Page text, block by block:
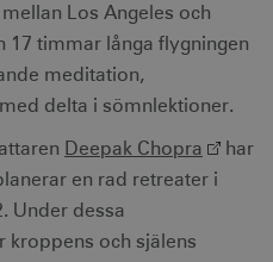
Los Angeles och
17 timmar långa flygningen
meditation,
delta i sömnlektioner.
Deepak Chopra
har
en rad retreater i
Under dessa
kroppens och själens